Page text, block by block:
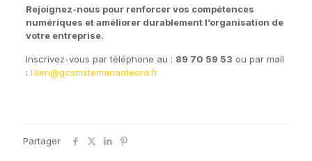
Rejoignez-nous pour renforcer vos compétences
numériques et améliorer durablement l’organisation de
votre entreprise.
Inscrivez-vous par téléphone au : 89 70 59 53 ou par mail
: l.lien@gcsmstemanaoteora.fr
Partager